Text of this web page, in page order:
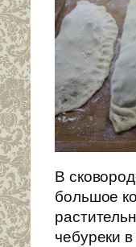
В
большое
чебуреки